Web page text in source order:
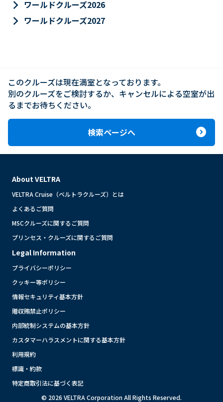
keyboard_arrow_right ワールドクルーズ2026
keyboard_arrow_right ワールドクルーズ2027
このクルーズは現在満室となっております。
別のクルーズをご検討するか、キャンセルによる空室が出
るまでお待ちください。
検索ページへ expand_circle_right
About VELTRA
VELTRA Cruise（ベルトラクルーズ）とは
よくあるご質問
MSCクルーズに関するご質問
プリンセス・クルーズに関するご質問
Legal Information
プライバシーポリシー
クッキー等ポリシー
情報セキュリティ基本方針
贈収賄禁止ポリシー
内部統制システムの基本方針
カスタマーハラスメントに関する基本方針
利用規約
標識・約款
特定商取引法に基づく表記
© 2026 VELTRA Corporation All Rights Reserved.